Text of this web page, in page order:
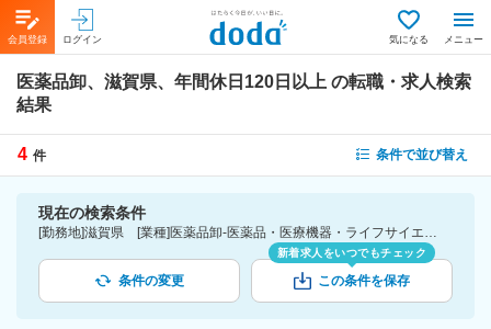
会員登録 ログイン 気になる メニュー
医薬品卸、滋賀県、年間休日120日以上 の転職・求人検索
結果
4 件 条件で並び替え
現在の検索条件
[勤務地]滋賀県 [業種]医薬品卸-医薬品・医療機器・ライフサイエンス・医療系サービス [こだわり条件ピックアップ]年間休日120日以上 [詳細条件](休日・働き方)年間休日120日以上
条件の変更
新着求人をいつでもチェック
この条件を保存